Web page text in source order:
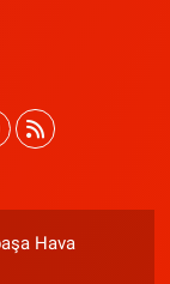
Hava